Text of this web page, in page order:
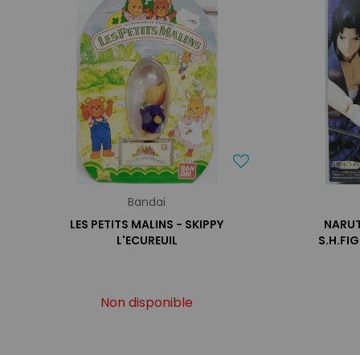
Bandai
LES PETITS MALINS - SKIPPY
L'ECUREUIL
Non disponible